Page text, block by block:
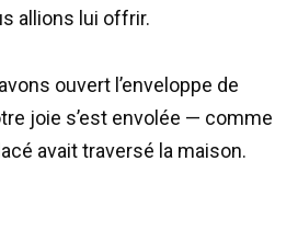
allions lui offrir.
ouvert l’enveloppe de
joie s’est envolée — comme
avait traversé la maison.